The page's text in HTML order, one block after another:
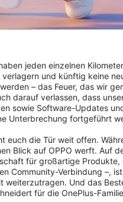
jeden einzelnen
und künftig keine
– das Feuer, das wir
darauf verlassen, dass
sowie Software-Updates
Unterbrechung fortgeführt
euch die Tür weit offen.
Blick auf OPPO werft. Auf
für großartige Produkte,
Community-Verbindung –, ist
weiterzutragen. Und das
für die OnePlus-